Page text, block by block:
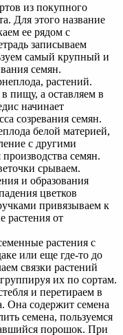
из покупного
Для этого название
ее рядом с
записываем
самый крупный и
семян.
растений.
пищу, а оставляем в
начинает
созревания семян.
белой материей,
с другими
семян.
срываем.
и образования
цветков
привязываем к
растения от
растения с
или еще где-то до
связки растений
их по сортам.
и перетираем в
Она содержит семена
семена, пользуемся
порошок. При